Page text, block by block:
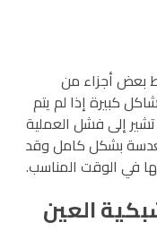
بعض أجزاء من
كبيرة إذا لم يتم
إلى فشل العملية
بشكل كامل وقد
في الوقت المناسب.
العين